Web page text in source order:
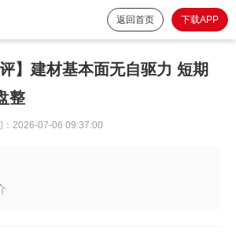
返回首页 下载APP
】建材基本面无自驱力 短期
整
2026-07-06 09:37:00